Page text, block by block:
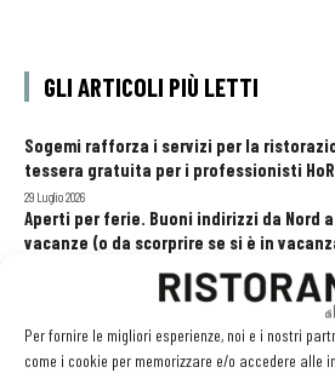
Per fornire le migliori esperienze, noi e i nostri
come i cookie per memorizzare e/o accedere alle
GLI ARTICOLI PIÙ LETTI
Sogemi rafforza i servizi per la
tessera gratuita per i professionisti
29 Luglio 2026
Aperti per ferie. Buoni indirizzi da Nord
vacanze (o da scorprire se si è in
Recensioni online, Fipe e le
modifiche alle Linee Guida dell’Antitrust
20 Luglio 2026